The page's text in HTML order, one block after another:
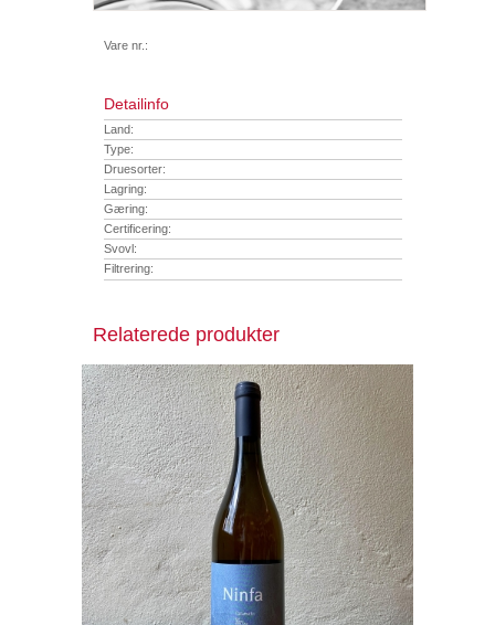
Vare nr.:
Detailinfo
Land:
Type:
Druesorter:
Lagring:
Gæring:
Certificering:
Svovl:
Filtrering:
Relaterede produkter